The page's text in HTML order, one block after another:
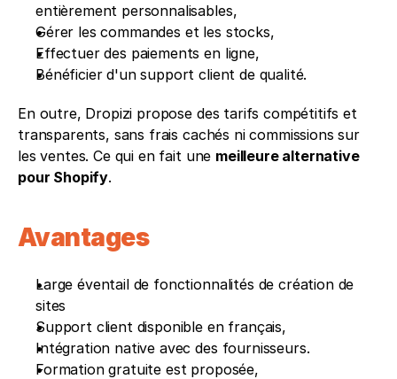
entièrement personnalisables,
Gérer les commandes et les stocks,
Effectuer des paiements en ligne,
Bénéficier d'un support client de qualité.
En outre, Dropizi propose des tarifs compétitifs et
transparents, sans frais cachés ni commissions sur
les ventes. Ce qui en fait une meilleure alternative
pour Shopify.
Avantages
Large éventail de fonctionnalités de création de
sites
Support client disponible en français,
Intégration native avec des fournisseurs.
Formation gratuite est proposée,